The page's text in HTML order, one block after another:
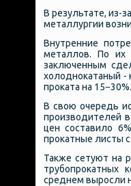
В результате, из-
металлургии
Внутренние
металлов. По их
заключенным
холоднокатаный -
проката на 15−30%.
В свою очередь
производителей
цен составило
прокатные листы
Также сетуют на
среднем выросли